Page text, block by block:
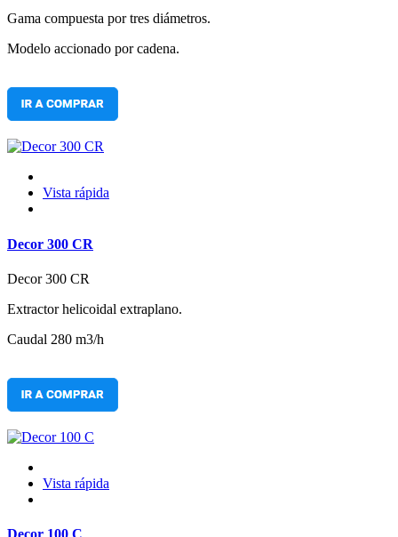
Gama compuesta por tres diámetros.
Modelo accionado por cadena.
Vista rápida
Decor 300 CR
Decor 300 CR
Extractor helicoidal extraplano.
Caudal 280 m3/h
Vista rápida